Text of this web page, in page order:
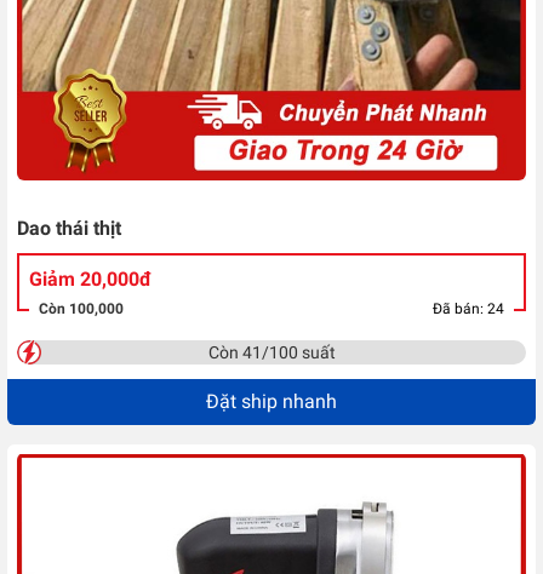
Dao thái thịt
Giảm 20,000đ
Còn 100,000 Đã bán: 24
Còn 41/100 suất
Đặt ship nhanh